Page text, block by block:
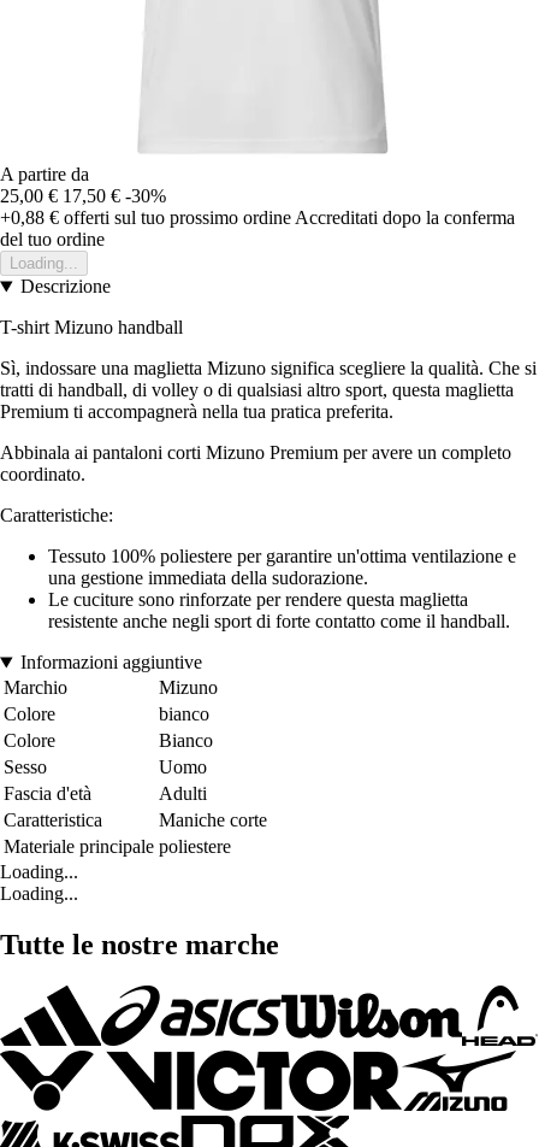
A partire da
25,00 € 17,50 € -30%
+0,88 € offerti sul tuo prossimo ordine Accreditati dopo la conferma
del tuo ordine
Loading...
Descrizione
T-shirt Mizuno handball
Sì, indossare una maglietta Mizuno significa scegliere la qualità. Che si
tratti di handball, di volley o di qualsiasi altro sport, questa maglietta
Premium ti accompagnerà nella tua pratica preferita.
Abbinala ai pantaloni corti Mizuno Premium per avere un completo
coordinato.
Caratteristiche:
Tessuto 100% poliestere per garantire un'ottima ventilazione e
una gestione immediata della sudorazione.
Le cuciture sono rinforzate per rendere questa maglietta
resistente anche negli sport di forte contatto come il handball.
Informazioni aggiuntive
Marchio
Mizuno
Colore
bianco
Colore
Bianco
Sesso
Uomo
Fascia d'età
Adulti
Caratteristica
Maniche corte
Materiale principale poliestere
Loading...
Loading...
Tutte le nostre marche